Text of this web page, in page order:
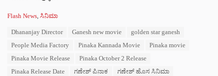
C
Flash News ಸಿನಿಮಾ
Dhananjay Director Ganesh new movie
golden star ganesh
People Media Factory
Pinaka Kannada Movie
Pinaka movie
Pinaka Movie Release
Pinaka October 2 Release
Pinaka Release Date
ಗಣೇಶ್ ಪಿನಾಕ ಗಣೇಶ್ ಹೊಸ ಸಿನಿಮಾ